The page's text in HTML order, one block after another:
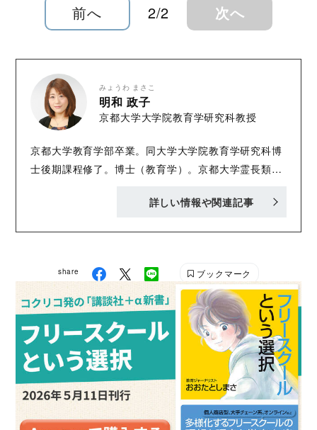
前へ 2/2 次へ
みょうわ まさこ
明和 政子
京都大学大学院教育学研究科教授
京都大学教育学部卒業。同大学大学院教育学研究科博
士後期課程修了。博士（教育学）。京都大学霊長類研
を経て、現在は京都大学大学院教育学研究科教授。専
数。
詳しい情報や関連記事
share ブックマーク